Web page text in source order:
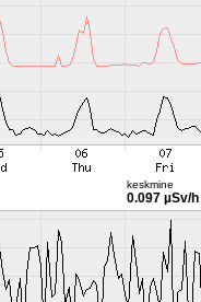
keskmine
0.097 µSv/h